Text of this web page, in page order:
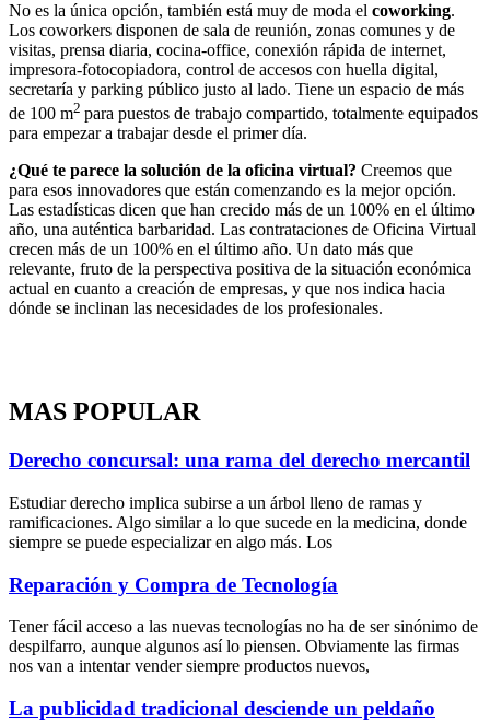
No es la única opción, también está muy de moda el coworking.
Los coworkers disponen de sala de reunión, zonas comunes y de
visitas, prensa diaria, cocina-office, conexión rápida de internet,
impresora-fotocopiadora, control de accesos con huella digital,
secretaría y parking público justo al lado. Tiene un espacio de más
de 100 m2 para puestos de trabajo compartido, totalmente equipados
para empezar a trabajar desde el primer día.
¿Qué te parece la solución de la oficina virtual? Creemos que
para esos innovadores que están comenzando es la mejor opción.
Las estadísticas dicen que han crecido más de un 100% en el último
año, una auténtica barbaridad. Las contrataciones de Oficina Virtual
crecen más de un 100% en el último año. Un dato más que
relevante, fruto de la perspectiva positiva de la situación económica
actual en cuanto a creación de empresas, y que nos indica hacia
dónde se inclinan las necesidades de los profesionales.
MAS POPULAR
Derecho concursal: una rama del derecho mercantil
Estudiar derecho implica subirse a un árbol lleno de ramas y
ramificaciones. Algo similar a lo que sucede en la medicina, donde
siempre se puede especializar en algo más. Los
Reparación y Compra de Tecnología
Tener fácil acceso a las nuevas tecnologías no ha de ser sinónimo de
despilfarro, aunque algunos así lo piensen. Obviamente las firmas
nos van a intentar vender siempre productos nuevos,
La publicidad tradicional desciende un peldaño